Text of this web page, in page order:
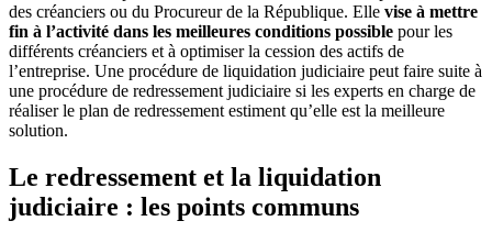
des créanciers ou du Procureur de la République. Elle vise à mettre
fin à l’activité dans les meilleures conditions possible pour les
différents créanciers et à optimiser la cession des actifs de
l’entreprise. Une procédure de liquidation judiciaire peut faire suite à
une procédure de redressement judiciaire si les experts en charge de
réaliser le plan de redressement estiment qu’elle est la meilleure
solution.
Le redressement et la liquidation
judiciaire : les points communs